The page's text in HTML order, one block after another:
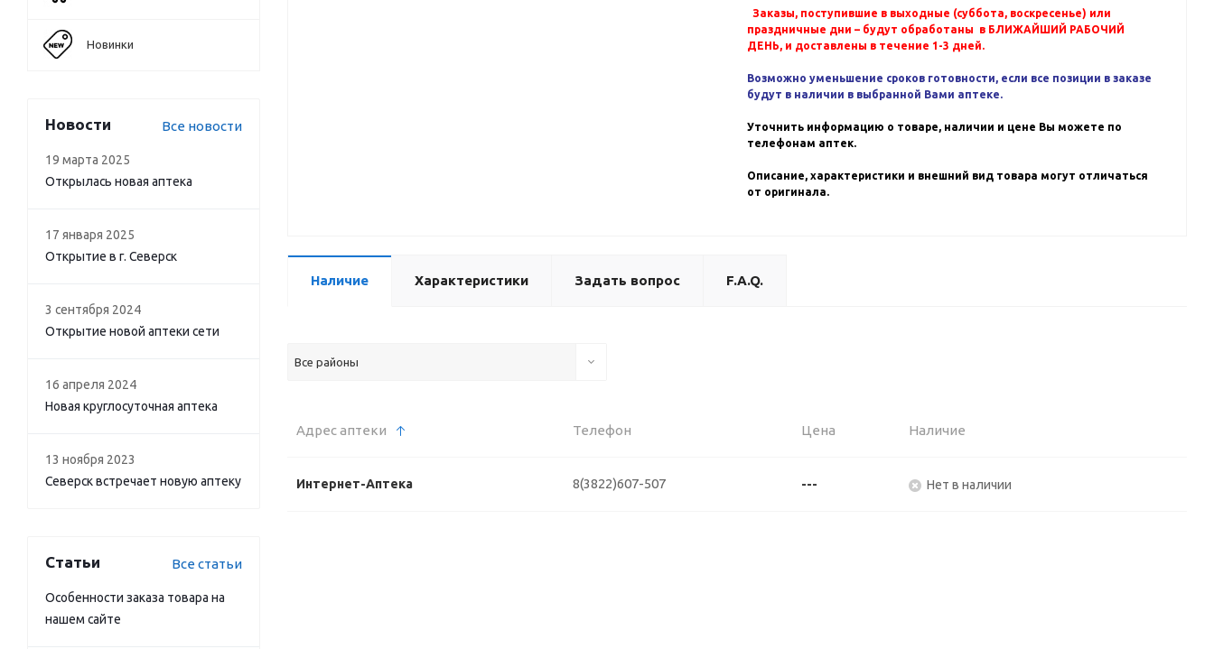
Заказы, поступившие в выходные (суббота, воскресенье) или
праздничные дни – будут обработаны в БЛИЖАЙШИЙ РАБОЧИЙ
ДЕНЬ, и доставлены в течение 1-3 дней.
Возможно уменьшение сроков готовности, если все позиции в заказе
будут в наличии в выбранной Вами аптеке.
Уточнить информацию о товаре, наличии и цене Вы можете по
телефонам аптек.
Описание, характеристики и внешний вид товара могут отличаться
от оригинала.
Наличие Характеристики Задать вопрос F.A.Q.
Все районы
Адрес аптеки Телефон Цена Наличие
Интернет-Аптека 8(3822)607-507 --- Нет в наличии
Новинки
Новости Все новости
19 марта 2025
Открылась новая аптека
17 января 2025
Открытие в г. Северск
3 сентября 2024
Открытие новой аптеки сети
16 апреля 2024
Новая круглосуточная аптека
13 ноября 2023
Северск встречает новую аптеку
Статьи Все статьи
Особенности заказа товара на
нашем сайте